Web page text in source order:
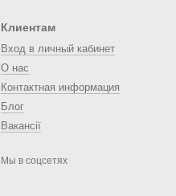
Клиентам
Вход в личный кабинет
О нас
Контактная информация
Блог
Вакансії
Мы в соцсетях